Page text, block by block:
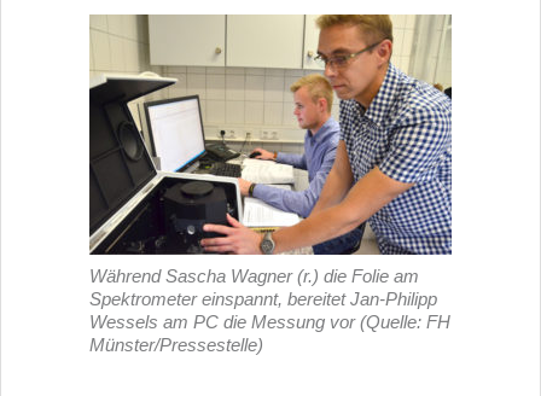
Während Sascha Wagner (r.) die Folie am
Spektrometer einspannt, bereitet Jan-Philipp
Wessels am PC die Messung vor (Quelle: FH
Münster/Pressestelle)